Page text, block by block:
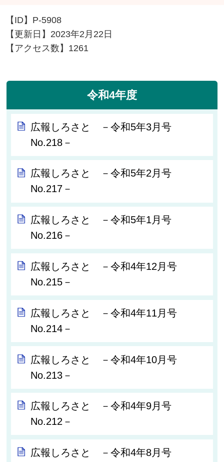
【ID】 P-5908
【更新日】 2023年2月22日
【アクセス数】 1261
令和4年度
広報しろさと －令和5年3月号
No.218－
広報しろさと －令和5年2月号
No.217－
広報しろさと －令和5年1月号
No.216－
広報しろさと －令和4年12月号
No.215－
広報しろさと －令和4年11月号
No.214－
広報しろさと －令和4年10月号
No.213－
広報しろさと －令和4年9月号
No.212－
広報しろさと －令和4年8月号